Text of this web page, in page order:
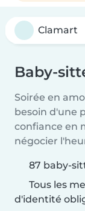
Baby-
Soirée en
besoin d'une
confiance en
négocier
87 baby-
Tous les
d'identité